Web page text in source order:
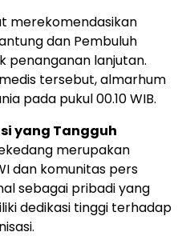
merekomendasikan
dan Pembuluh
penanganan lanjutan.
tersebut, almarhum
pada pukul 00.10 WIB.
yang Tangguh
merupakan
dan komunitas pers
sebagai pribadi yang
dedikasi tinggi terhadap